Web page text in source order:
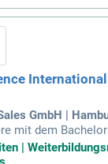
GmbH |
mit dem
m/d) an der
Dieser
|